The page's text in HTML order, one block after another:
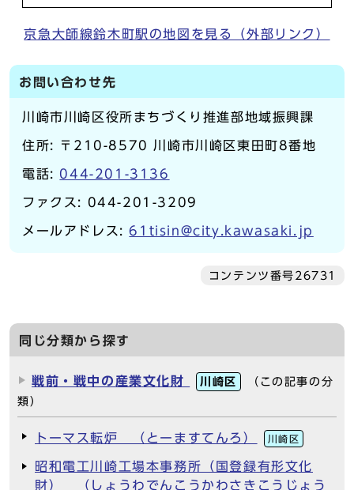
京急大師線鈴木町駅の地図を見る（外部リンク）
お問い合わせ先
川崎市川崎区役所まちづくり推進部地域振興課
住所: 〒210-8570 川崎市川崎区東田町8番地
電話: 044-201-3136
ファクス: 044-201-3209
メールアドレス:61tisin@city.kawasaki.jp
コンテンツ番号26731
同じ分類から探す
戦前・戦中の産業文化財 川崎区
（この記事の分
類）
トーマス転炉 （とーますてんろ） 川崎区
昭和電工川崎工場本事務所（国登録有形文化
財） （しょうわでんこうかわさきこうじょう